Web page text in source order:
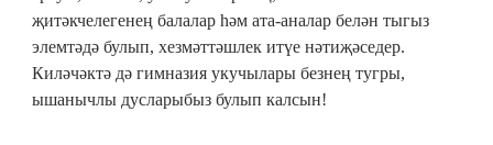
җитәкчелегенең балалар һәм ата-аналар белән тыгыз
элемтәдә булып, хезмәттәшлек итүе нәтиҗәседер.
Киләчәктә дә гимназия укучылары безнең тугры,
ышанычлы дусларыбыз булып калсын!